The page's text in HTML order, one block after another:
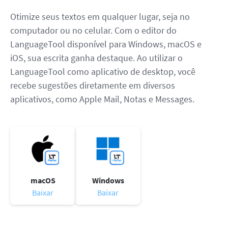
Otimize seus textos em qualquer lugar, seja no
computador ou no celular. Com o editor do
LanguageTool disponível para Windows, macOS e
iOS, sua escrita ganha destaque. Ao utilizar o
LanguageTool como aplicativo de desktop, você
recebe sugestões diretamente em diversos
aplicativos, como Apple Mail, Notas e Messages.
macOS
Baixar
Windows
Baixar